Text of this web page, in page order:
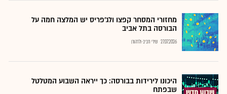
מחזורי המסחר קפצו ולג'פריס יש המלצה חמה על
הבורסה בתל אביב
27.07.2026 שירי חביב-ולדהורן
היכונו לירידות בבורסה: כך ייראה השבוע המטלטל
שבפתח